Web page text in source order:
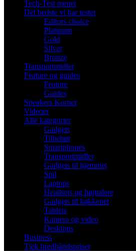
Tech-Test mener
Det bedste vi har testet
Editors choice
Platinum
Gold
Silver
Bronze
Transportmidler
Feature og guides
Feature
Guides
Speakers Korner
Videoer
Alle kategorier
Gadgets
Tilbehør
Smartphones
Transportmidler
Gadgets til hjemmet
Spil
Laptops
Headsets og højttalere
Gadgets til køkkenet
Tablets
Kamera og video
Desktops
Business
Tjek bredbåndspriser